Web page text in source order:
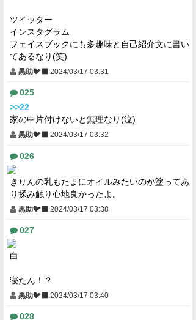
ツイッター
インスタグラム
フェイスブックにも多趣味と自己紹介文に書い
てあるなり(笑)
黒助🐦‍⬛ 2024/03/17 03:31
025
>>22
家の中片付けないと無理なり(泣)
黒助🐦‍⬛ 2024/03/17 03:32
026
きりんの乳もたまにオイルみたいのが塗ってあ
り揉み触り心地良かったよ。
黒助🐦‍⬛ 2024/03/17 03:38
027
白
寝たん！？
黒助🐦‍⬛ 2024/03/17 03:40
028